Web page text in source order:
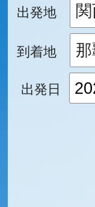
出発地
到着地
出発日